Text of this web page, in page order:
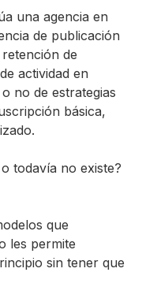
una agencia en
de publicación
de
actividad en
no de estrategias
básica,
todavía no existe?
que
les permite
sin tener que